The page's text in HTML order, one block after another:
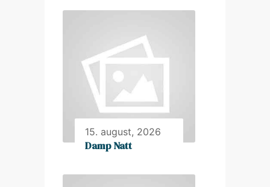
15. august, 2026
Damp Natt